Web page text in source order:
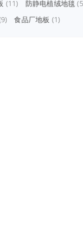
(11) 防静电植绒地毯
食品厂地板 (1)